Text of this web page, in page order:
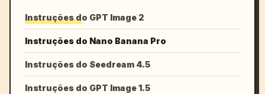
Instruções do GPT Image 2
Instruções do Nano Banana Pro
Instruções do Seedream 4.5
Instruções do GPT Image 1.5